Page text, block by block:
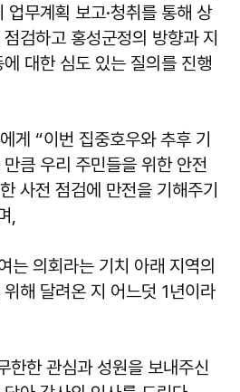
업무계획 보고·청취를 통해 상
검하고 홍성군정의 방향과 지
대한 심도 있는 질의를 진행
게 “이번 집중호우와 추후 기
큼 우리 주민들을 위한 안전
사전 점검에 만전을 기해주기
,
는 의회라는 기치 아래 지역의
해 달려온 지 어느덧 1년이라
한한 관심과 성원을 보내주신